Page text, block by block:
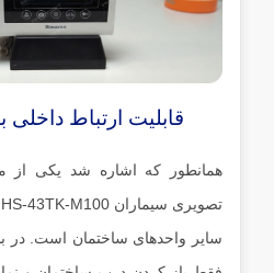
قابلیت ارتباط داخلی
همانطور که اشاره شد یکی از
سایر واحدهای ساختمان است. در